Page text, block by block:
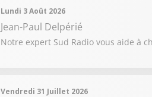
Lundi 3 Août 2026
Jean-Paul Delpérié
Notre expert Sud Radio vous aide à
Vendredi 31 Juillet 2026